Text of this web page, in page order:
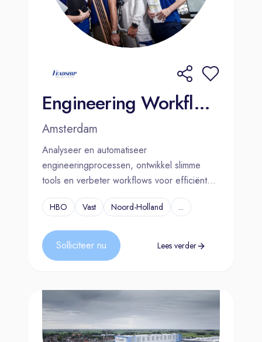
Engineering Workflow Automation Stagiair (HBO) | Amsterdam
Amsterdam
Analyseer en automatiseer
engineeringprocessen, ontwikkel slimme
tools en verbeter workflows voor efficiënter
werken.
HBO Vast Noord-Holland ...
Solliciteer nu Lees verder